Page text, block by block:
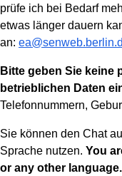
prüfe ich bei Bedarf
etwas länger dauern
an:
Bitte geben Sie keine
betrieblichen Daten
Telefonnummern,
Sie können den Chat
Sprache nutzen. You
or any other language.